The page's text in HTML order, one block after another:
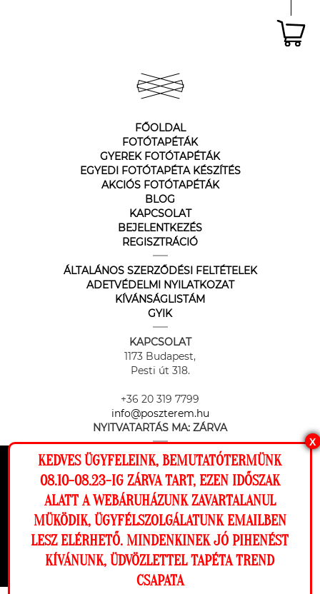
Ez a weboldal cookie-kat használ, hogy a
lehető legjobb élményt nyújtsa honlapunkon.
Beállítások
Elutasítom Engedélyezem
FŐOLDAL
FOTÓTAPÉTÁK
GYEREK FOTÓTAPÉTÁK
EGYEDI FOTÓTAPÉTA KÉSZÍTÉS
AKCIÓS FOTÓTAPÉTÁK
BLOG
KAPCSOLAT
BEJELENTKEZÉS
REGISZTRÁCIÓ
ÁLTALÁNOS SZERZŐDÉSI FELTÉTELEK
ADETVÉDELMI NYILATKOZAT
KÍVÁNSÁGLISTÁM
GYIK
KAPCSOLAT
1173 Budapest,
Pesti út 318.
+36 20 319 7799
info@poszterem.hu
NYITVATARTÁS MA: ZÁRVA
Az online fizetést a Barion Payment Zrt. biztosítja, MNB engedély
száma: H-EN-I-1064/2013
Copyright © 2026 Poszterem. Minden jog fenntartva. Tapéta trend Bt.
X
KEDVES ÜGYFELEINK, BEMUTATÓTERMÜNK
08.10-08.23-IG ZÁRVA TART, EZEN IDŐSZAK
ALATT A WEBÁRUHÁZUNK ZAVARTALANUL
MÜKÖDIK, ÜGYFÉLSZOLGÁLATUNK EMAILBEN
LESZ ELÉRHETŐ. MINDENKINEK JÓ PIHENÉST
KÍVÁNUNK, ÜDVÖZLETTEL TAPÉTA TREND
CSAPATA